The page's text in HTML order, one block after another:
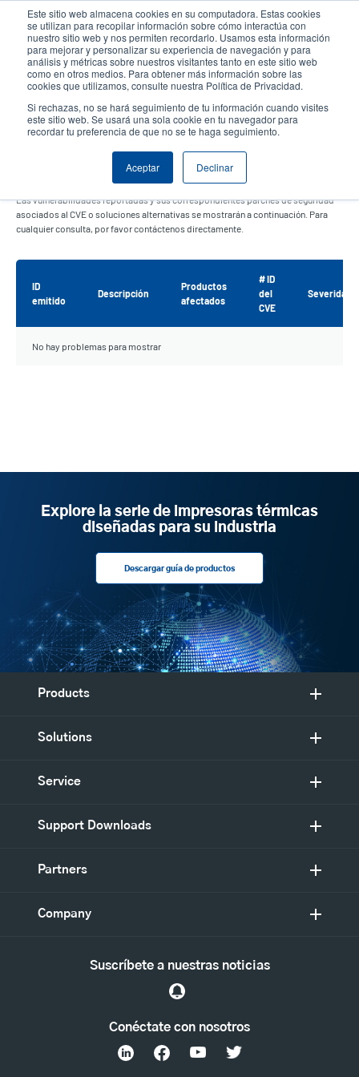
Este sitio web almacena cookies en su computadora. Estas cookies
se utilizan para recopilar información sobre cómo interactúa con
nuestro sitio web y nos permiten recordarlo. Usamos esta información
para mejorar y personalizar su experiencia de navegación y para
análisis y métricas sobre nuestros visitantes tanto en este sitio web
como en otros medios. Para obtener más información sobre las
cookies que utilizamos, consulte nuestra Política de Privacidad.
Si rechazas, no se hará seguimiento de tu información cuando visites
este sitio web. Se usará una sola cookie en tu navegador para
recordar tu preferencia de que no se te haga seguimiento.
Aceptar Declinar
contenido
principal
User
account
menu
User
Header
Selector de productos
Vulnerabilidades Reportadas
Las vulnerabilidades reportadas y sus correspondientes parches de seguridad
asociados al CVE o soluciones alternativas se mostrarán a continuación. Para
cualquier consulta, por favor contáctenos directamente.
ID
emitido
Descripción
Productos
afectados
# ID
del
CVE
Severidad
No hay problemas para mostrar
Explore la serie de impresoras térmicas
diseñadas para su industria
Descargar guía de productos
Products
Solutions
Service
Support Downloads
Partners
Company
Conéctate con nosotros
Suscríbete a nuestras noticias